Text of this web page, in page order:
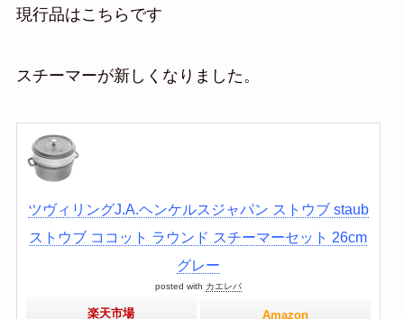
現行品はこちらです
スチーマーが新しくなりました。
ツヴィリングJ.A.ヘンケルスジャパン ストウブ staub
ストウブ ココット ラウンド スチーマーセット 26cm
グレー
posted with カエレバ
楽天市場 Amazon